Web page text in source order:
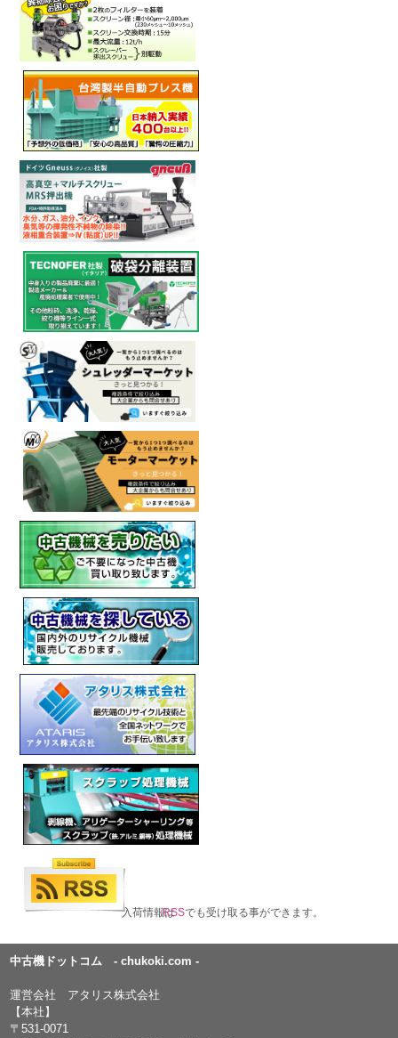
入荷情報はRSSでも受け取る事ができます。
中古機ドットコム - chukoki.com -
運営会社 アタリス株式会社
【本社】
〒531-0071